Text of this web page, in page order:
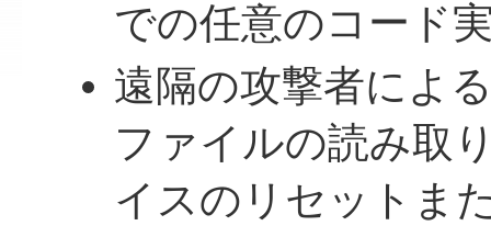
での任意のコード
遠隔の攻撃者によ
ファイルの読み取
イスのリセットま